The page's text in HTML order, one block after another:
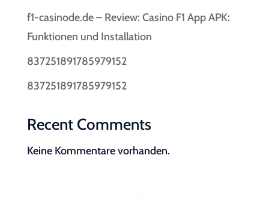
f1-casinode.de – Review: Casino F1 App APK:
Funktionen und Installation
837251891785979152
837251891785979152
Recent Comments
Keine Kommentare vorhanden.